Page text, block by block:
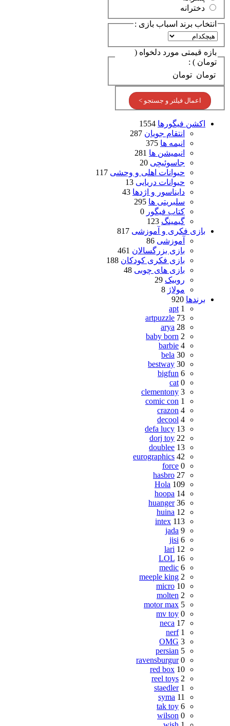
انتخاب برند اسباب بازی :
بازه قیمتی مورد دلخواه (
تومان ) :
تومان تومان
اعمال فیلتر و جستجو >
اکشن فیگورها 1554
انتقام جویان 287
انیمه ها 375
انیمیشن ها 281
جاسوئیچی 20
حیوانات اهلی و وحشی 117
حیوانات دریایی 13
دایناسور و اژدها 43
سلبریتی ها 295
کتاب فیگور 0
گیمینگ 123
بازی فکری و آموزشی 817
آموزشی 86
بازی بزرگسالان 461
بازی فکری کودکان 188
بازی های چوبی 48
روبیک 29
مولاژ 8
برندها 920
apt 1
artpuzzle 73
arya 28
baby born 2
barbie 4
bela 30
bestway 30
bigfun 6
cat 0
clementony 3
comic con 1
crazon 4
decool 4
defa lucy 13
dorj toy 22
doublee 13
eurographics 42
force 0
hasbro 27
Hola 109
hoopa 14
huanger 36
huina 12
intex 113
jada 9
jisi 6
lari 12
LOL 16
medic 6
meeple king 2
micro 10
molten 2
motor max 5
mv toy 0
neca 17
nerf 1
OMG 3
persian 5
ravensburgur 0
red box 10
reel toys 2
staedler 1
syma 11
tak toy 6
wilson 0